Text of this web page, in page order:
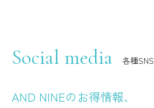
Social media 各種SNS
AND NINEのお得情報、